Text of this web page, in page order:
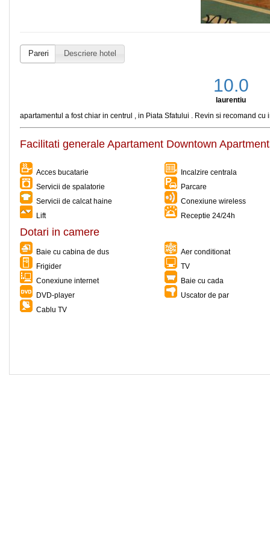
Pareri Descriere hotel
10.0
laurentiu
apartamentul a fost chiar in centrul , in Piata Sfatului . Revin si recomand cu
Facilitati generale Apartament Downtown
Acces bucatarie
Incalzire centrala
Servicii de spalatorie
Parcare
Servicii de calcat haine
Conexiune wireless
Lift
Receptie 24/24h
Dotari in camere
Baie cu cabina de dus
Aer conditionat
Frigider
TV
Conexiune internet
Baie cu cada
DVD-player
Uscator de par
Cablu TV